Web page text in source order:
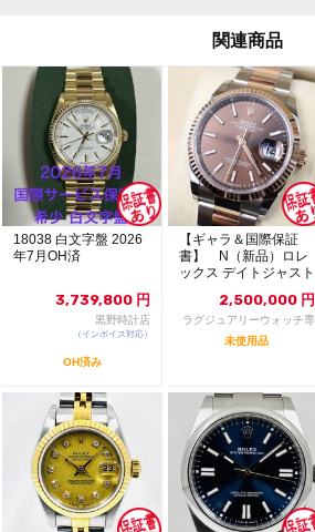
関連商品
18038 白文字盤 2026
年7月OH済
3,739,800 円
黒野時計店
（インボイス対応）
OH済み
【ギャラ＆国際保証
書】 N（新品）ロレ
ックス デイトジャスト
2,500,000 円
ラグジュアリーウォッチ専
門店：R/M
未使用品